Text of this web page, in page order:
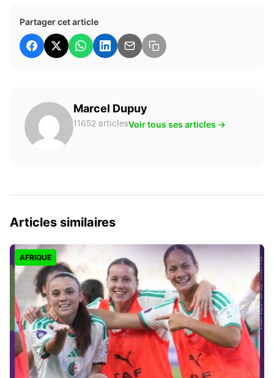
Partager cet article
Marcel Dupuy
11652 articlesVoir tous ses articles →
Articles similaires
AFRIQUE